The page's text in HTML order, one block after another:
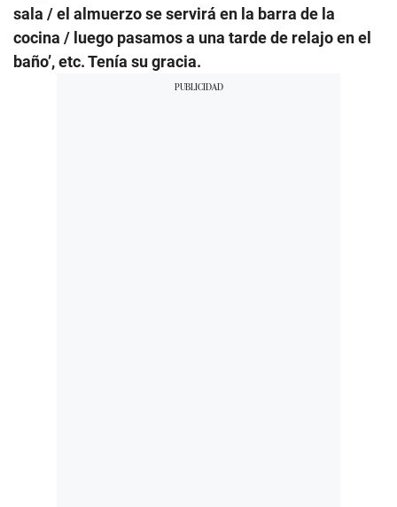
sala / el almuerzo se servirá en la barra de la
cocina / luego pasamos a una tarde de relajo en el
baño’, etc. Tenía su gracia.